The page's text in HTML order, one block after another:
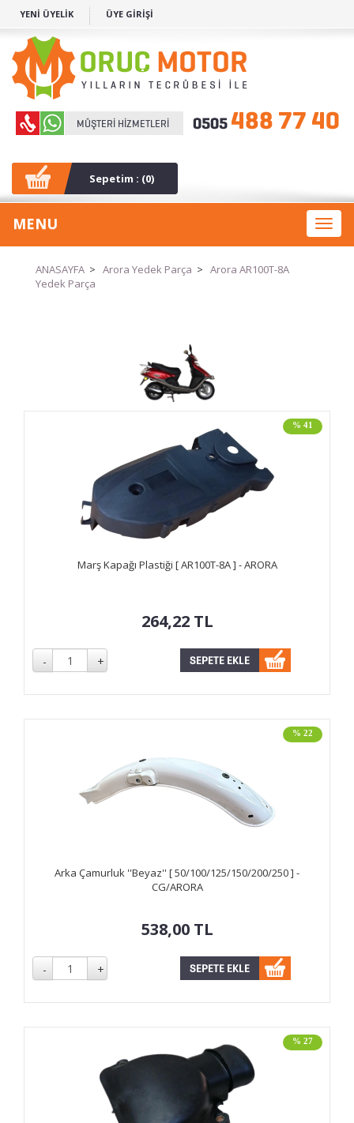
YENİ ÜYELİK ÜYE GİRİŞİ
Sepetim : (0)
Toggle
MENU
ANASAYFA > Arora Yedek Parça > Arora AR100T-8A
Yedek Parça
% 41
Marş Kapağı Plastiği [ AR100T-8A ] - ARORA
264,22 TL
% 22
Arka Çamurluk ''Beyaz'' [ 50/100/125/150/200/250 ] -
CG/ARORA
538,00 TL
% 27